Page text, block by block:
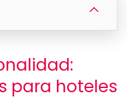
para hoteles